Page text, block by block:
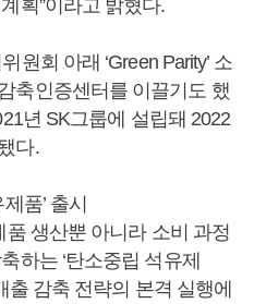
획”이라고 밝혔다.
원회 아래 ‘Green Parity’ 소
축인증센터를 이끌기도 했
년 SK그룹에 설립돼 2022
다.
품’ 출시
생산뿐 아니라 소비 과정
하는 ‘탄소중립 석유제
출 감축 전략의 본격 실행에